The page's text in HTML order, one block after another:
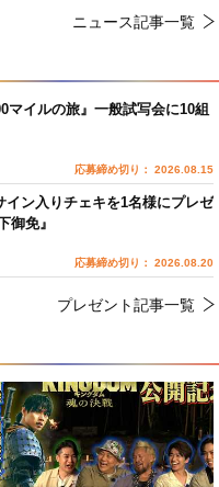
ニュース記事一覧
マイルの旅』一般試写会に10組
応募締め切り： 2026.08.15
イン入りチェキを1名様にプレゼ
御免』
応募締め切り： 2026.08.20
プレゼント記事一覧